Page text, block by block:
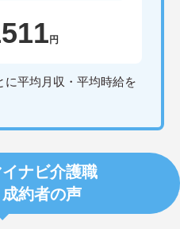
円
平均月収・平均時給を
ナビ介護職
約者の声